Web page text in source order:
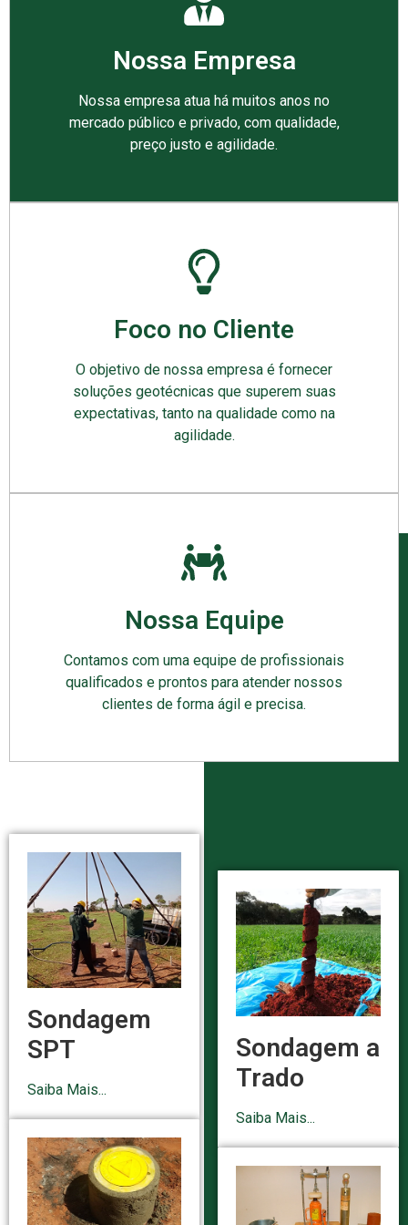
Nossa Empresa
Nossa empresa atua há muitos anos no
mercado público e privado, com qualidade,
preço justo e agilidade.
Foco no Cliente
O objetivo de nossa empresa é fornecer
soluções geotécnicas que superem suas
expectativas, tanto na qualidade como na
agilidade.
Nossa Equipe
Contamos com uma equipe de profissionais
qualificados e prontos para atender nossos
clientes de forma ágil e precisa.
Sondagem
SPT
Saiba Mais...
Sondagem a
Trado
Saiba Mais...